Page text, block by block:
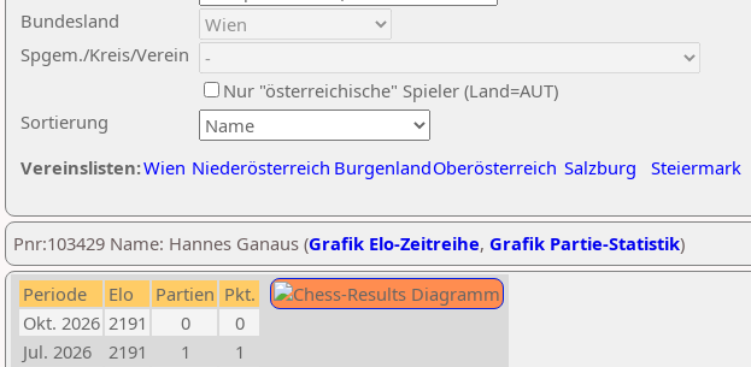
Sortierung
Bundesland
Spgem./Kreis/Verein
Nur "österreichische" Spieler (Land=AUT)
Vereinslisten:Wien Niederösterreich BurgenlandOberösterreich Salzburg Steiermark
Pnr:103429 Name: Hannes Ganaus (Grafik Elo-Zeitreihe, Grafik Partie-Statistik)
Periode Elo Partien Pkt.
Okt. 2026 2191 0
0
Jul. 2026
2191 1
1